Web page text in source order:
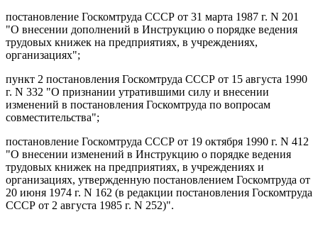
постановление Госкомтруда СССР от 31 марта 1987 г. N 201
"О внесении дополнений в Инструкцию о порядке ведения
трудовых книжек на предприятиях, в учреждениях,
организациях";
пункт 2 постановления Госкомтруда СССР от 15 августа 1990
г. N 332 "О признании утратившими силу и внесении
изменений в постановления Госкомтруда по вопросам
совместительства";
постановление Госкомтруда СССР от 19 октября 1990 г. N 412
"О внесении изменений в Инструкцию о порядке ведения
трудовых книжек на предприятиях, в учреждениях и
организациях, утвержденную постановлением Госкомтруда от
20 июня 1974 г. N 162 (в редакции постановления Госкомтруда
СССР от 2 августа 1985 г. N 252)".